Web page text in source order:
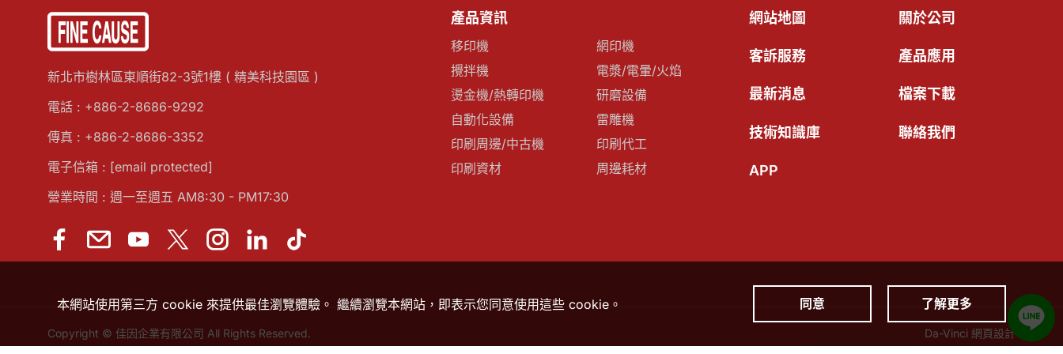
產品資訊
移印機
網印機
攪拌機
電漿/電暈/火焰
燙金機/熱轉印機
研磨設備
自動化設備
雷雕機
印刷周邊/中古機
印刷代工
印刷資材
周邊耗材
網站地圖 關於公司
客訴服務 產品應用
最新消息 檔案下載
技術知識庫 聯絡我們
APP
新北市樹林區東順街82-3號1樓 ( 精美科技園區 )
電話 : +886-2-8686-9292
傳真 : +886-2-8686-3352
電子信箱 : [email protected]
營業時間 : 週一至週五 AM8:30 - PM17:30
Copyright © 佳因企業有限公司 All Rights Reserved. Da-Vinci 網頁設計
本網站使用第三方 cookie 來提供最佳瀏覽體驗。 繼續瀏覽本網站，即表示您同意使用這些 cookie。 同意 了解更多